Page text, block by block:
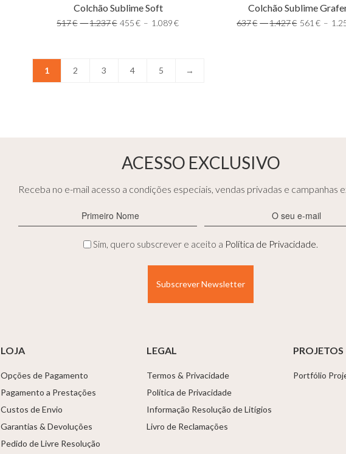
Colchão Sublime Soft
517€ –1.237€ 455 € – 1.089 €
Colchão Sublime
637€ –1.427€ 561 € –
1 2 3 4 5 →
ACESSO EXCLUSIVO
Receba no e-mail acesso a condições especiais, vendas privadas e campanhas
Primeiro
Nome
(Obrigatório)
mail
(Obrigatório)
Privacidade
Sim, quero subscrever e aceito a Política de Privacidade.
LOJA
Opções de Pagamento
Pagamento a Prestações
Custos de Envio
Garantias & Devoluções
Pedido de Livre Resolução
LEGAL
Termos & Privacidade
Política de Privacidade
Informação Resolução de Litígios
Livro de Reclamações
PROJETOS
Portfólio